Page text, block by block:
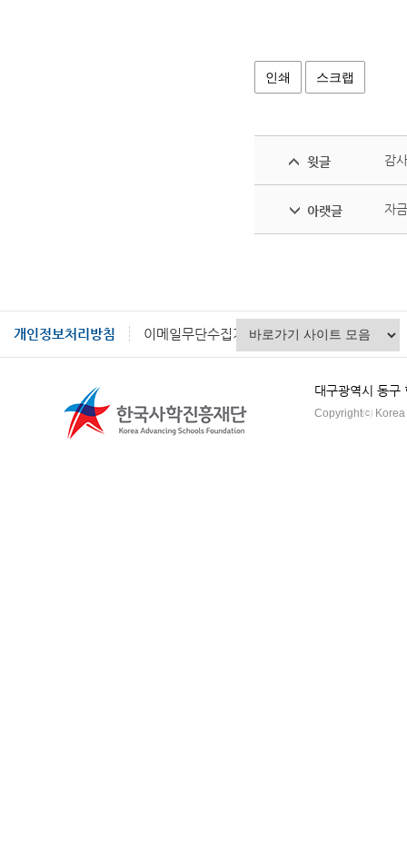
인쇄 스크랩
윗글 감
아랫글 자
개인정보처리방침 이메일무단수집거부
대구광역시 동
Copyrightⓒ Korea